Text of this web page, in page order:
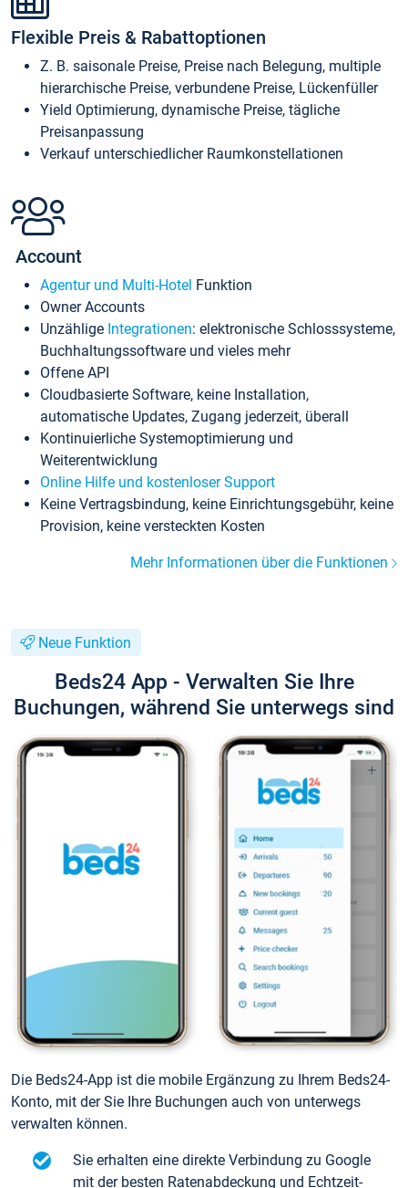
Flexible Preis & Rabattoptionen
Z. B. saisonale Preise, Preise nach Belegung, multiple
hierarchische Preise, verbundene Preise, Lückenfüller
Yield Optimierung, dynamische Preise, tägliche
Preisanpassung
Verkauf unterschiedlicher Raumkonstellationen
Account
Agentur und Multi-Hotel Funktion
Owner Accounts
Unzählige Integrationen: elektronische Schlosssysteme,
Buchhaltungssoftware und vieles mehr
Offene API
Cloudbasierte Software, keine Installation,
automatische Updates, Zugang jederzeit, überall
Kontinuierliche Systemoptimierung und
Weiterentwicklung
Online Hilfe und kostenloser Support
Keine Vertragsbindung, keine Einrichtungsgebühr, keine
Provision, keine versteckten Kosten
Mehr Informationen über die Funktionen
Neue Funktion
Beds24 App - Verwalten Sie Ihre
Buchungen, während Sie unterwegs sind
Die Beds24-App ist die mobile Ergänzung zu Ihrem Beds24-
Konto, mit der Sie Ihre Buchungen auch von unterwegs
verwalten können.
Sie erhalten eine direkte Verbindung zu Google
mit der besten Ratenabdeckung und Echtzeit-